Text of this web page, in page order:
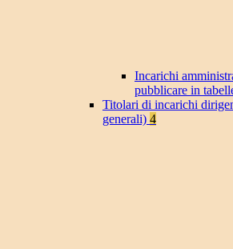
Incarichi
pubblicare in
Titolari di incarichi
generali) 4